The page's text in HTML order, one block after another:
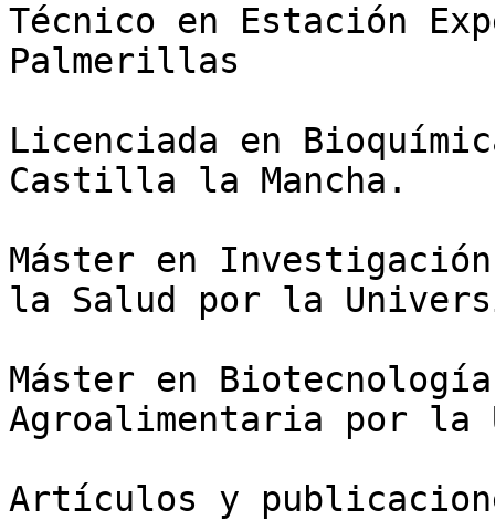
Técnico en Estación
Palmerillas
Licenciada en
Castilla la Mancha.
Máster en
la Salud por la
Máster en
Agroalimentaria por la
Artículos y